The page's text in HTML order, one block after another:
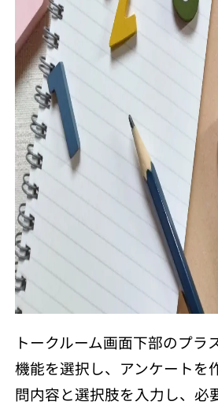
トークルーム画面下部のプラ
機能を選択し、アンケートを
問内容と選択肢を入力し、必